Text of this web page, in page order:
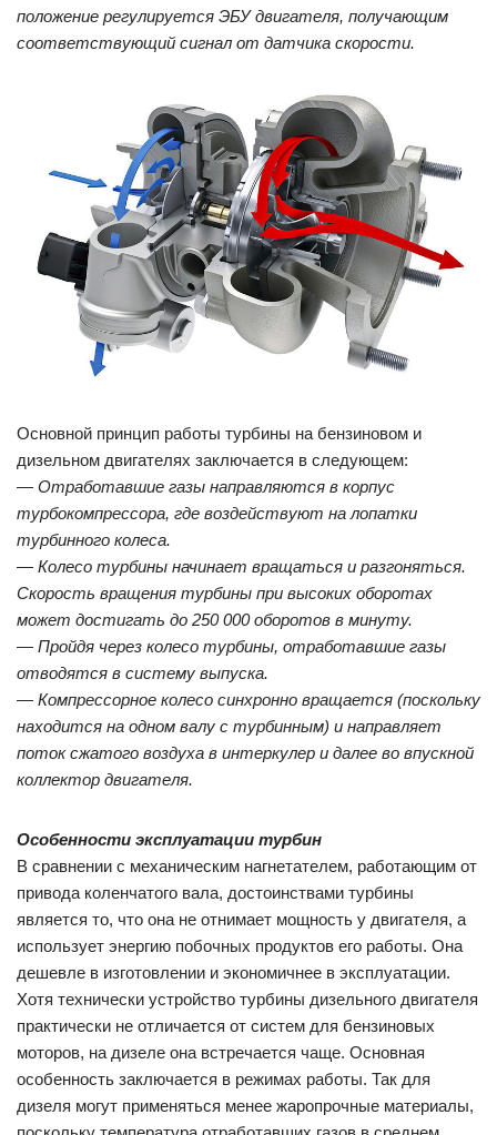
положение регулируется ЭБУ двигателя, получающим
соответствующий сигнал от датчика скорости.
Основной принцип работы турбины на бензиновом и
дизельном двигателях заключается в следующем:
— Отработавшие газы направляются в корпус
турбокомпрессора, где воздействуют на лопатки
турбинного колеса.
— Колесо турбины начинает вращаться и разгоняться.
Скорость вращения турбины при высоких оборотах
может достигать до 250 000 оборотов в минуту.
— Пройдя через колесо турбины, отработавшие газы
отводятся в систему выпуска.
— Компрессорное колесо синхронно вращается (поскольку
находится на одном валу с турбинным) и направляет
поток сжатого воздуха в интеркулер и далее во впускной
коллектор двигателя.
Особенности эксплуатации турбин
В сравнении с механическим нагнетателем, работающим от
привода коленчатого вала, достоинствами турбины
является то, что она не отнимает мощность у двигателя, а
использует энергию побочных продуктов его работы. Она
дешевле в изготовлении и экономичнее в эксплуатации.
Хотя технически устройство турбины дизельного двигателя
практически не отличается от систем для бензиновых
моторов, на дизеле она встречается чаще. Основная
особенность заключается в режимах работы. Так для
дизеля могут применяться менее жаропрочные материалы,